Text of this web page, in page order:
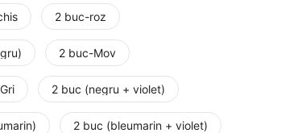
2 buc-roz
2 buc-Mov
2 buc (negru + violet)
2 buc (bleumarin + violet)